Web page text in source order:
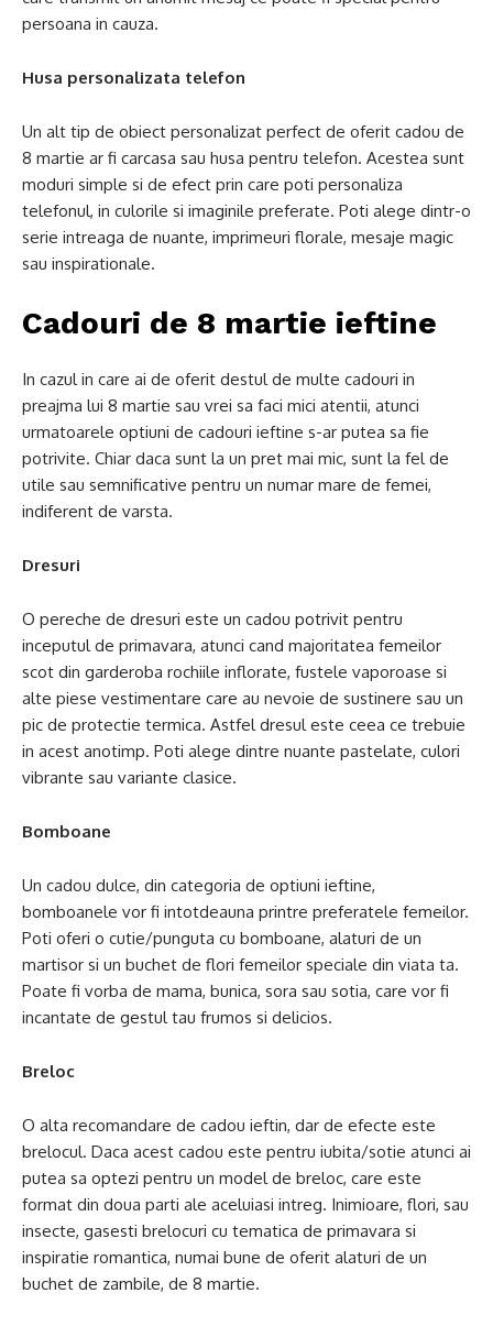
persoana in cauza.
Husa personalizata telefon
Un alt tip de obiect personalizat perfect de oferit cadou de
8 martie ar fi carcasa sau husa pentru telefon. Acestea sunt
moduri simple si de efect prin care poti personaliza
telefonul, in culorile si imaginile preferate. Poti alege dintr-o
serie intreaga de nuante, imprimeuri florale, mesaje magic
sau inspirationale.
Cadouri de 8 martie ieftine
In cazul in care ai de oferit destul de multe cadouri in
preajma lui 8 martie sau vrei sa faci mici atentii, atunci
urmatoarele optiuni de cadouri ieftine s-ar putea sa fie
potrivite. Chiar daca sunt la un pret mai mic, sunt la fel de
utile sau semnificative pentru un numar mare de femei,
indiferent de varsta.
Dresuri
O pereche de dresuri este un cadou potrivit pentru
inceputul de primavara, atunci cand majoritatea femeilor
scot din garderoba rochiile inflorate, fustele vaporoase si
alte piese vestimentare care au nevoie de sustinere sau un
pic de protectie termica. Astfel dresul este ceea ce trebuie
in acest anotimp. Poti alege dintre nuante pastelate, culori
vibrante sau variante clasice.
Bomboane
Un cadou dulce, din categoria de optiuni ieftine,
bomboanele vor fi intotdeauna printre preferatele femeilor.
Poti oferi o cutie/punguta cu bomboane, alaturi de un
martisor si un buchet de flori femeilor speciale din viata ta.
Poate fi vorba de mama, bunica, sora sau sotia, care vor fi
incantate de gestul tau frumos si delicios.
Breloc
O alta recomandare de cadou ieftin, dar de efecte este
brelocul. Daca acest cadou este pentru iubita/sotie atunci ai
putea sa optezi pentru un model de breloc, care este
format din doua parti ale aceluiasi intreg. Inimioare, flori, sau
insecte, gasesti brelocuri cu tematica de primavara si
inspiratie romantica, numai bune de oferit alaturi de un
buchet de zambile, de 8 martie.